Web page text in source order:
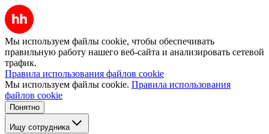
Мы используем файлы cookie, чтобы обеспечивать
правильную работу нашего веб-сайта и анализировать сетевой
трафик.
Правила использования файлов cookie
Мы используем файлы cookie. Правила использования
файлов cookie
Понятно
Ищу сотрудника